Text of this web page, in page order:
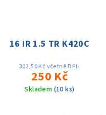
16 IR 1.5 TR K420C
302,50 Kč včetně DPH
250 Kč
Skladem (10 ks)